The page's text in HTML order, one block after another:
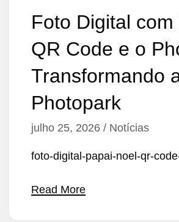
Foto Digital
QR Code e o
Transformando
Photopark
julho 25, 2026 Notícias
foto-digital-papai-noel-qr-
Read More